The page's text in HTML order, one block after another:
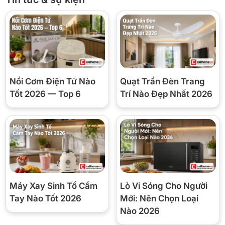
đồ uống để tối ưu không gian và giảm ám mùi.
Ngăn chuyển đổi linh hoạt
Với dung tích 61 lít, ngăn chuyển đổi mang đến sự linh hoạt khi
nhu cầu lưu trữ thay đổi. Bạn có thể tận dụng khu vực này để mở
rộng không gian bảo quản thực phẩm tươi hoặc đồ uống trong
những dịp cần lưu trữ nhiều hơn.
Nồi Cơm Điện Tử Nào
Tốt 2026 — Top 6
Quạt Trần Đèn Trang
Trí Nào Đẹp Nhất 2026
Máy Xay Sinh Tố Cầm
Tay Nào Tốt 2026
Lò Vi Sóng Cho Người
Mới: Nên Chọn Loại
Nào 2026